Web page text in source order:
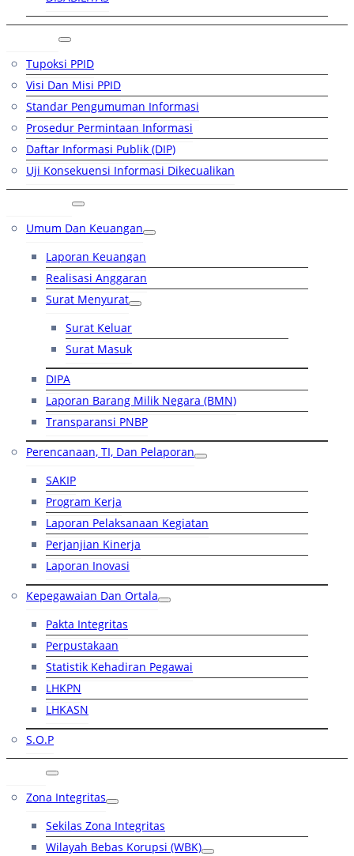
Tupoksi PPID
Visi Dan Misi PPID
Standar Pengumuman Informasi
Prosedur Permintaan Informasi
Daftar Informasi Publik (DIP)
Uji Konsekuensi Informasi Dikecualikan
Umum Dan Keuangan
Laporan Keuangan
Realisasi Anggaran
Surat Menyurat
Surat Keluar
Surat Masuk
DIPA
Laporan Barang Milik Negara (BMN)
Transparansi PNBP
Perencanaan, TI, Dan Pelaporan
SAKIP
Program Kerja
Laporan Pelaksanaan Kegiatan
Perjanjian Kinerja
Laporan Inovasi
Kepegawaian Dan Ortala
Pakta Integritas
Perpustakaan
Statistik Kehadiran Pegawai
LHKPN
LHKASN
S.O.P
Zona Integritas
Sekilas Zona Integritas
Wilayah Bebas Korupsi (WBK)